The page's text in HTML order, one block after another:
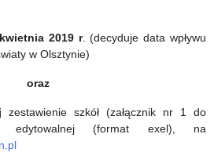
2019r. (decyduje data wpływu
w Olsztynie)
oraz
zestawienie szkół (załącznik nr 1 do
edytowalnej (format exel), na